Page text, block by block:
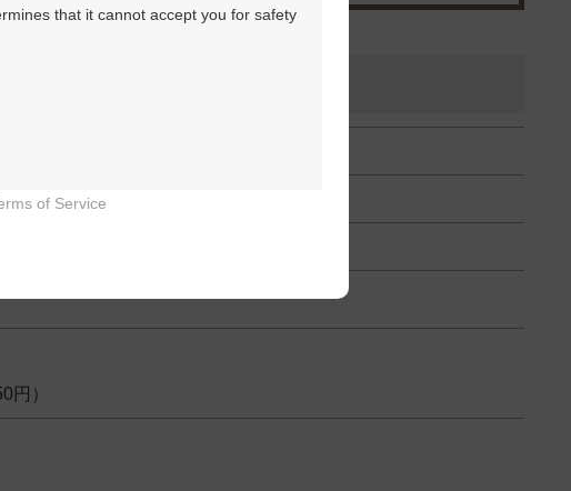
円）
that it cannot accept you for safety
of Service